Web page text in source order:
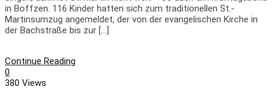
in Boffzen. 116 Kinder hatten sich zum traditionellen St.-
Martinsumzug angemeldet, der von der evangelischen Kirche in
der Bachstraße bis zur […]
Continue Reading
0
380 Views